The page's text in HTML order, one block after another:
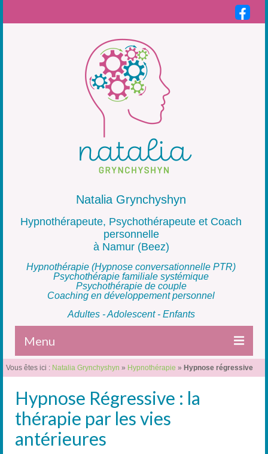
Natalia Grynchyshyn
Hypnothérapeute, Psychothérapeute et Coach
personnelle
à Namur (Beez)
Hypnothérapie (Hypnose conversationnelle PTR)
Psychothérapie familiale systémique
Psychothérapie de couple
Coaching en développement personnel
Adultes - Adolescent - Enfants
Menu
Accueil
L’Hypnose
Thérapie individuelle
Thérapie familiale
Vous êtes ici : Natalia Grynchyshyn » Hypnothérapie » Hypnose régressive
Hypnose Régressive : la
thérapie par les vies
antérieures